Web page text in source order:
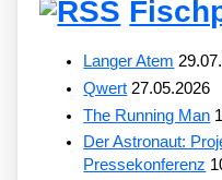
Langer Atem
Qwert 27.05.2026
The Running Man
Der Astronaut:
Pressekonferenz